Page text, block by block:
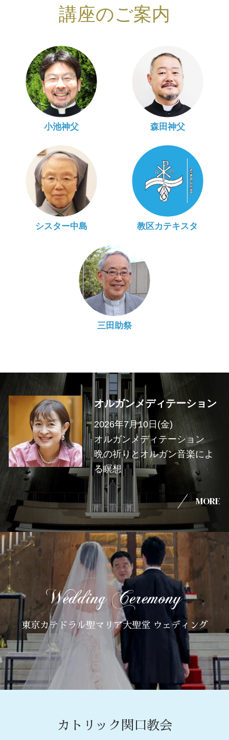
講座のご案内
小池神父 森田神父
シスター中島 教区カテキスタ
三田助祭
オルガンメディテーション
2026年7月10日(金)
オルガンメディテーション
晩の祈りとオルガン音楽によ
る瞑想
MORE
東京カテドラル聖マリア大聖堂 ウェディング
カトリック関口教会